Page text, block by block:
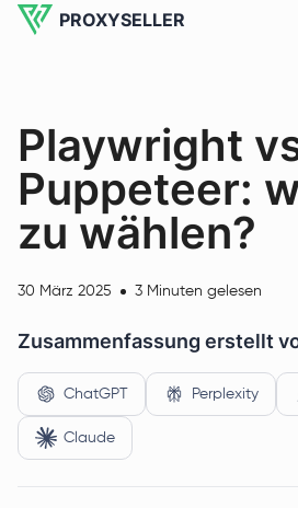
PROXYSELLER
Playwright
Puppeteer:
zu wählen?
30 März 2025 3 Minuten gelesen
Zusammenfassung erstellt
ChatGPT Perplexity
Claude